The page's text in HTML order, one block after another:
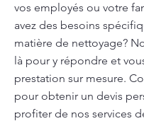
vos employés ou votre
avez des besoins
matière de nettoyage?
là pour y répondre et
prestation sur mesure.
pour obtenir un devis
profiter de nos services